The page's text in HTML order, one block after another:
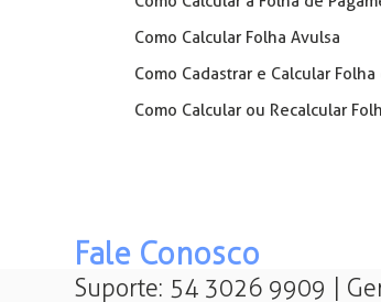
Como Calcular Folha Avulsa
Como Cadastrar e Calcular
Como Calcular ou Recalcular
Fale Conosco
Suporte: 54 3026 9909 |